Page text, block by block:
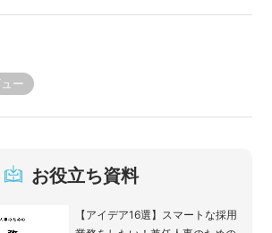
ー
お役立ち資料
【アイデア16選】スマートな採用